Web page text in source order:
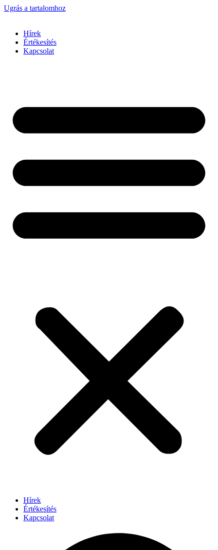
Ugrás a tartalomhoz
Hírek
Értékesítés
Kapcsolat
Hírek
Értékesítés
Kapcsolat